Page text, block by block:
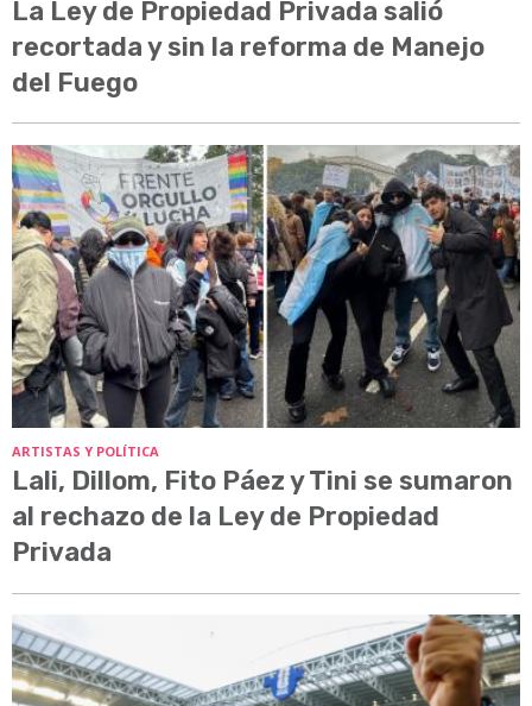
La Ley de Propiedad Privada salió
recortada y sin la reforma de Manejo
del Fuego
ARTISTAS Y POLÍTICA
Lali, Dillom, Fito Páez y Tini se sumaron
al rechazo de la Ley de Propiedad
Privada